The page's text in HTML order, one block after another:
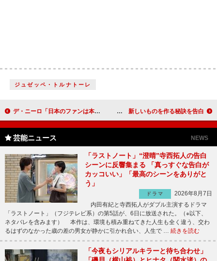
ジュゼッペ・トルナトーレ
デ・ニーロ「日本のファンは本当にマナーがいい」 『マラヴィータ』を引っ提げて来日 市川海老蔵、「心を鬼にして“やる”と決める」 新しいものを作る秘訣を告白
芸能ニュース NEWS
「ラストノート」“澄晴”寺西拓人の告白
シーンに反響集まる 「真っすぐな告白が
カッコいい」「最高のシーンをありがと
う」
ドラマ
2026年8月7日
内田有紀と寺西拓人がダブル主演するドラマ
「ラストノート」（フジテレビ系）の第5話が、6日に放送された。（※以下、
ネタバレを含みます） 本作は、環境も積み重ねてきた人生も全く違う、交わ
るはずのなかった歳の差の男女が静かに引かれ合い、人生で … 続きを読む
「今夜もシリアルキラーと待ち合わせ」